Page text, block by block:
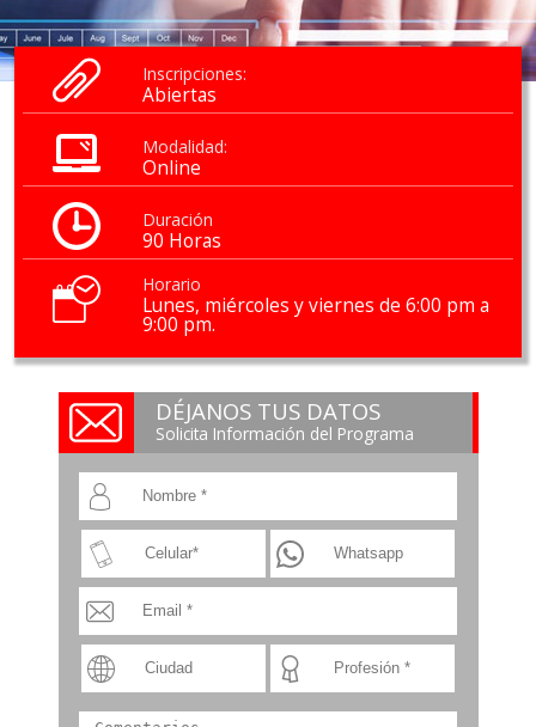
Inscripciones:
Abiertas
Modalidad:
Online
Duración
90 Horas
Horario
Lunes, miércoles y viernes de 6:00 pm a
9:00 pm.
DÉJANOS TUS DATOS
Solicita Información del Programa